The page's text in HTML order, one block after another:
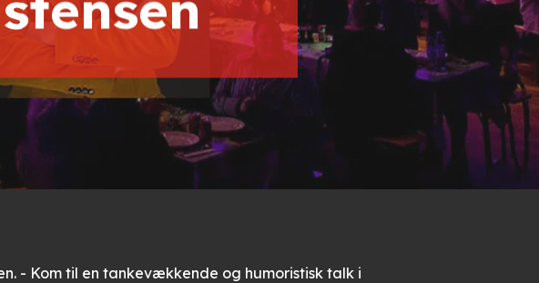
- Kom til en tankevækkende og humoristisk talk i